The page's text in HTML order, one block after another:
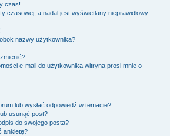
czas!
czasowej, a nadal jest wyświetlany nieprawidłowy
nazwy użytkownika?
e-mail do użytkownika witryna prosi mnie o
lub wysłać odpowiedź w temacie?
usunąć post?
do swojego posta?
ankietę?